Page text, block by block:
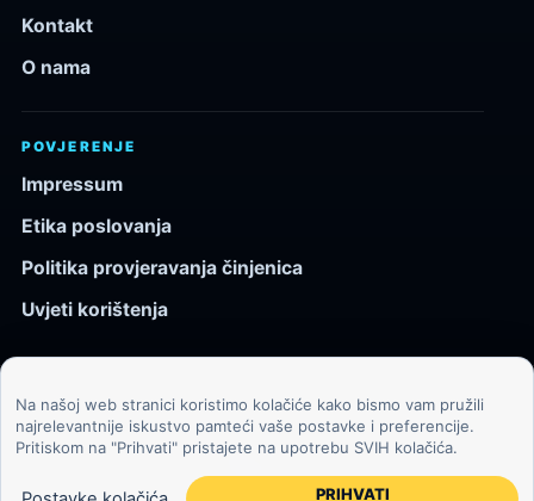
Kontakt
O nama
POVJERENJE
Impressum
Etika poslovanja
Politika provjeravanja činjenica
Uvjeti korištenja
© 2026 Kozmos.hr. Sva prava pridržana.
Svemir, znanost, tehnologija i velike ideje za znatiželjne
čitatelje.
Na našoj web stranici koristimo kolačiće kako bismo vam pružili
najrelevantnije iskustvo pamteći vaše postavke i preferencije.
Pritiskom na "Prihvati" pristajete na upotrebu SVIH kolačića.
PRIHVATI